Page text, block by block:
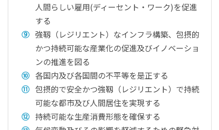
人間らしい雇用(ディーセント・ワーク)を促進
する
強靱（レジリエント）なインフラ構築、包摂的
かつ持続可能な産業化の促進及びイノベーショ
ンの推進を図る
各国内及び各国間の不平等を是正する
包摂的で安全かつ強靱（レジリエント）で持続
可能な都市及び人間居住を実現する
持続可能な生産消費形態を確保する